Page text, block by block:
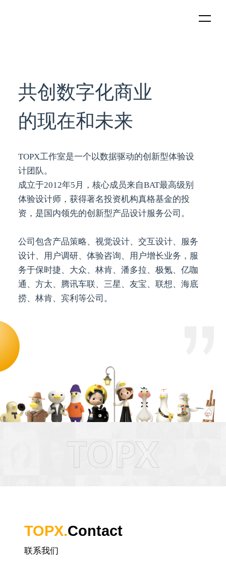
共创数字化商业
的现在和未来
TOPX工作室是一个以数据驱动的创新型体验设
计团队。
成立于2012年5月，核心成员来自BAT最高级别
体验设计师，获得著名投资机构真格基金的投
资，是国内领先的创新型产品设计服务公司。
公司包含产品策略、视觉设计、交互设计、服务
设计、用户调研、体验咨询、用户增长业务，服
务于保时捷、大众、林肯、潘多拉、极氪、亿咖
通、方太、腾讯车联、三星、友宝、联想、海底
捞、林肯、宾利等公司。
TOPX.Contact
联系我们